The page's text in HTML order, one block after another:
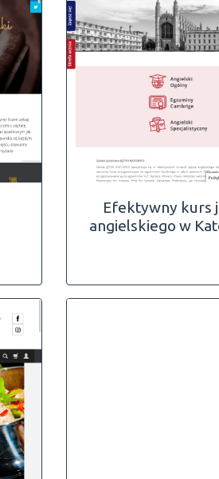
Efektywny kurs
angielskiego w